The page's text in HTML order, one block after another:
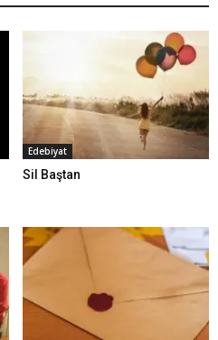
Edebiyat
Sil Baştan